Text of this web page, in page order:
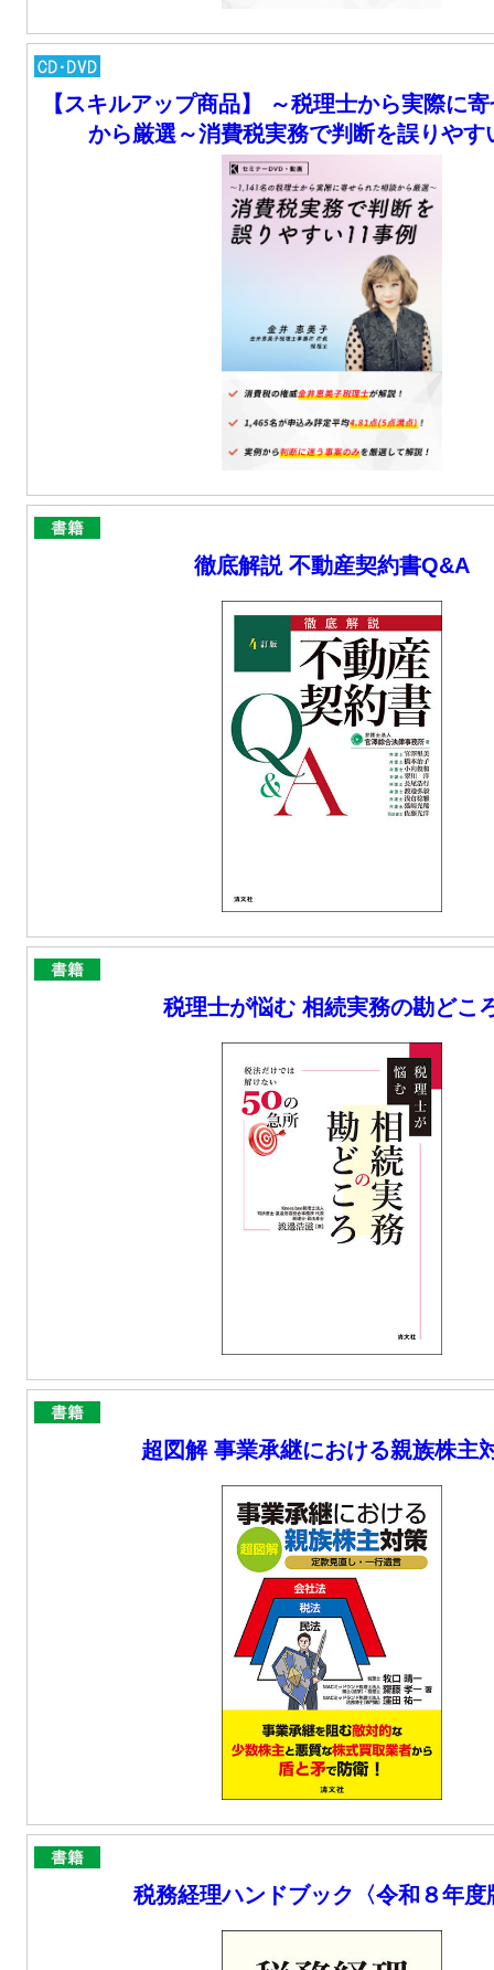
【スキルアップ商品】 ～税理士から実際に
から厳選～消費税実務で判断を誤りやす
徹底解説 不動産契約書Q&A
税理士が悩む 相続実務の勘どこ
超図解 事業承継における親族株主
税務経理ハンドブック〈令和８年度